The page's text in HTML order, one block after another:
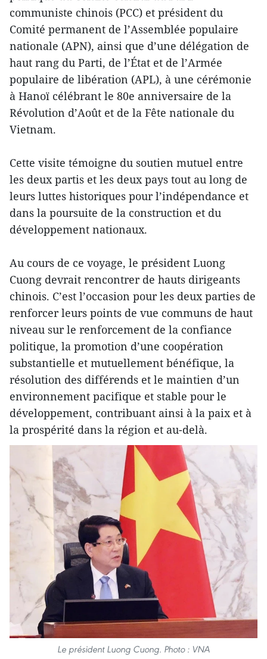
communiste chinois (PCC) et président du
Comité permanent de l’Assemblée populaire
nationale (APN), ainsi que d’une délégation de
haut rang du Parti, de l’État et de l’Armée
populaire de libération (APL), à une cérémonie
à Hanoï célébrant le 80e anniversaire de la
Révolution d’Août et de la Fête nationale du
Vietnam.
Cette visite témoigne du soutien mutuel entre
les deux partis et les deux pays tout au long de
leurs luttes historiques pour l’indépendance et
dans la poursuite de la construction et du
développement nationaux.
Au cours de ce voyage, le président Luong
Cuong devrait rencontrer de hauts dirigeants
chinois. C’est l’occasion pour les deux parties de
renforcer leurs points de vue communs de haut
niveau sur le renforcement de la confiance
politique, la promotion d’une coopération
substantielle et mutuellement bénéfique, la
résolution des différends et le maintien d’un
environnement pacifique et stable pour le
développement, contribuant ainsi à la paix et à
la prospérité dans la région et au-delà.
Le président Luong Cuong. Photo : VNA